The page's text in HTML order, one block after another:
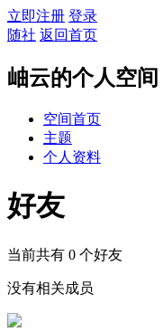
立即注册 登录
随社 返回首页
岫云的个人空间
空间首页
主题
个人资料
好友
当前共有 0 个好友
没有相关成员